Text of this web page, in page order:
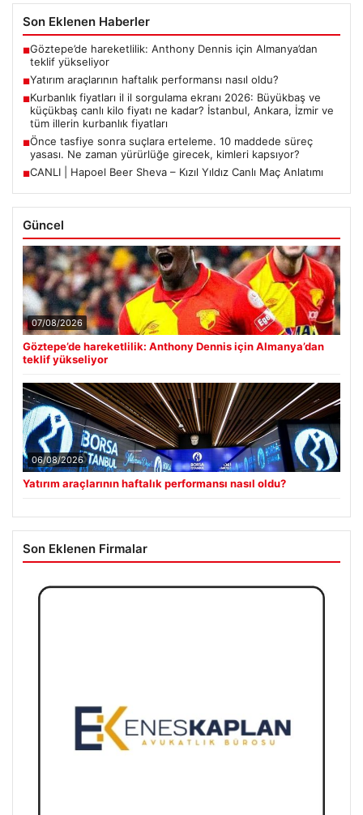
Son Eklenen Haberler
■Göztepe’de hareketlilik: Anthony Dennis için Almanya’dan
teklif yükseliyor
■Yatırım araçlarının haftalık performansı nasıl oldu?
■Kurbanlık fiyatları il il sorgulama ekranı 2026: Büyükbaş ve
küçükbaş canlı kilo fiyatı ne kadar? İstanbul, Ankara, İzmir ve
tüm illerin kurbanlık fiyatları
■Önce tasfiye sonra suçlara erteleme. 10 maddede süreç
yasası. Ne zaman yürürlüğe girecek, kimleri kapsıyor?
■CANLI | Hapoel Beer Sheva – Kızıl Yıldız Canlı Maç Anlatımı
Güncel
07/08/2026
Göztepe’de hareketlilik: Anthony Dennis için Almanya’dan
teklif yükseliyor
06/08/2026
Yatırım araçlarının haftalık performansı nasıl oldu?
Son Eklenen Firmalar